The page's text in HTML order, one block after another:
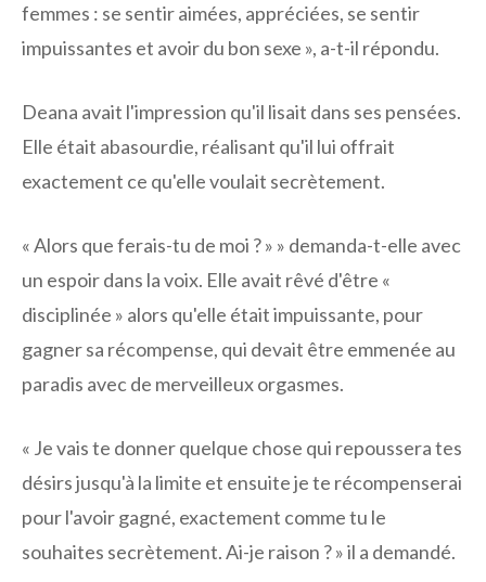
femmes : se sentir aimées, appréciées, se sentir
impuissantes et avoir du bon sexe », a-t-il répondu.
Deana avait l'impression qu'il lisait dans ses pensées.
Elle était abasourdie, réalisant qu'il lui offrait
exactement ce qu'elle voulait secrètement.
« Alors que ferais-tu de moi ? » » demanda-t-elle avec
un espoir dans la voix. Elle avait rêvé d'être «
disciplinée » alors qu'elle était impuissante, pour
gagner sa récompense, qui devait être emmenée au
paradis avec de merveilleux orgasmes.
« Je vais te donner quelque chose qui repoussera tes
désirs jusqu'à la limite et ensuite je te récompenserai
pour l'avoir gagné, exactement comme tu le
souhaites secrètement. Ai-je raison ? » il a demandé.